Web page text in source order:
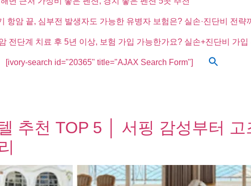
항암 끝, 심부전 발생자도 가능한 유병자 보험은? 실손·진단비 전략
전단계 치료 후 5년 이상, 보험 가입 가능한가요? 실손+진단비 가
[ivory-search id="20365" title="AJAX Search Form"]
추천 TOP 5 │ 서핑 감성부터